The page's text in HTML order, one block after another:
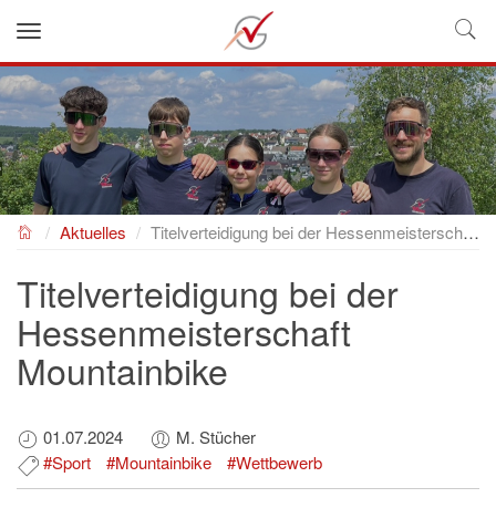
NEUES GYMNASIUM
Aktuelles Titelverteidigung bei der Hessenmeisterschaft Mountainbike
Titelverteidigung bei der
Hessenmeisterschaft
Mountainbike
01.07.2024
M. Stücher
#Sport
#Mountainbike #Wettbewerb